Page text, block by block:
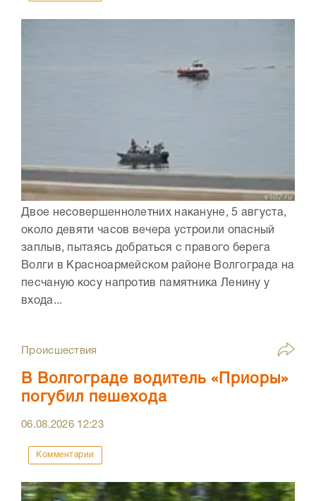
Двое несовершеннолетних накануне, 5 августа,
около девяти часов вечера устроили опасный
заплыв, пытаясь добраться с правого берега
Волги в Красноармейском районе Волгограда на
песчаную косу напротив памятника Ленину у
входа...
Происшествия
В Волгограде водитель «Приоры»
погубил пешехода
06.08.2026 12:23
Комментарии